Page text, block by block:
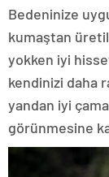
Bedeninize
kumaştan
yokken iyi
kendinizi daha
yandan iyi
görünmesine